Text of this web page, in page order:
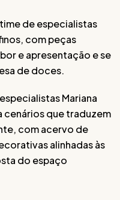
de especialistas
com peças
e apresentação e se
de doces.
Mariana
que traduzem
com acervo de
alinhadas às
do espaço